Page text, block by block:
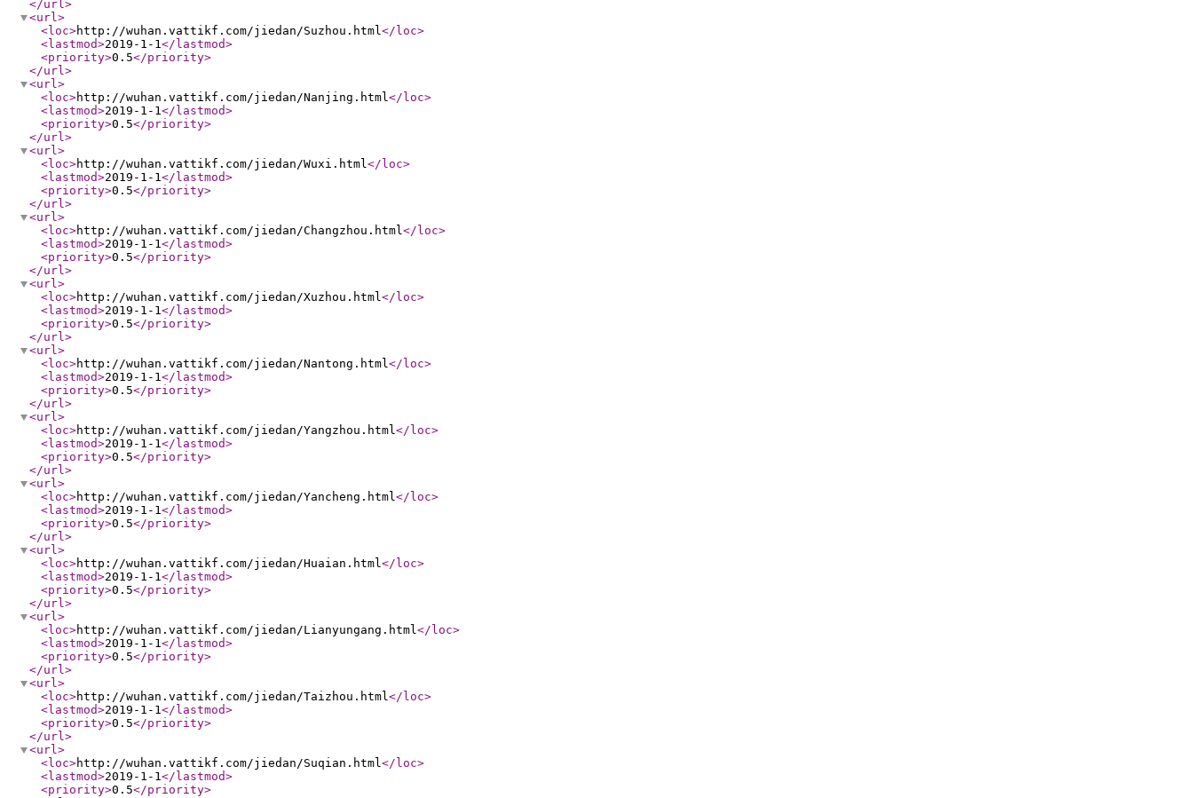
</url>
<url>
<loc>http://wuhan.vattikf.com/jiedan/Suzhou.html</loc>
<lastmod>2019-1-1</lastmod>
<priority>0.5</priority>
</url>
<url>
<loc>http://wuhan.vattikf.com/jiedan/Nanjing.html</loc>
<lastmod>2019-1-1</lastmod>
<priority>0.5</priority>
</url>
<url>
<loc>http://wuhan.vattikf.com/jiedan/Wuxi.html</loc>
<lastmod>2019-1-1</lastmod>
<priority>0.5</priority>
</url>
<url>
<loc>http://wuhan.vattikf.com/jiedan/Changzhou.html</loc>
<lastmod>2019-1-1</lastmod>
<priority>0.5</priority>
</url>
<url>
<loc>http://wuhan.vattikf.com/jiedan/Xuzhou.html</loc>
<lastmod>2019-1-1</lastmod>
<priority>0.5</priority>
</url>
<url>
<loc>http://wuhan.vattikf.com/jiedan/Nantong.html</loc>
<lastmod>2019-1-1</lastmod>
<priority>0.5</priority>
</url>
<url>
<loc>http://wuhan.vattikf.com/jiedan/Yangzhou.html</loc>
<lastmod>2019-1-1</lastmod>
<priority>0.5</priority>
</url>
<url>
<loc>http://wuhan.vattikf.com/jiedan/Yancheng.html</loc>
<lastmod>2019-1-1</lastmod>
<priority>0.5</priority>
</url>
<url>
<loc>http://wuhan.vattikf.com/jiedan/Huaian.html</loc>
<lastmod>2019-1-1</lastmod>
<priority>0.5</priority>
</url>
<url>
<loc>http://wuhan.vattikf.com/jiedan/Lianyungang.html</loc>
<lastmod>2019-1-1</lastmod>
<priority>0.5</priority>
</url>
<url>
<loc>http://wuhan.vattikf.com/jiedan/Taizhou.html</loc>
<lastmod>2019-1-1</lastmod>
<priority>0.5</priority>
</url>
<url>
<loc>http://wuhan.vattikf.com/jiedan/Suqian.html</loc>
<lastmod>2019-1-1</lastmod>
<priority>0.5</priority>